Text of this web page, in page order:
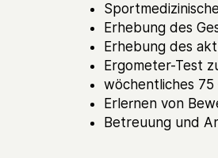
Erhebung des
Erhebung des
Ergometer-Test
wöchentliches
Erlernen von
Betreuung und